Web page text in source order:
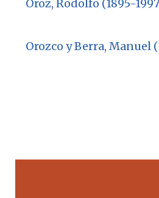
Oroz, Rodolfo (1895-
Orozco y Berra, Manuel